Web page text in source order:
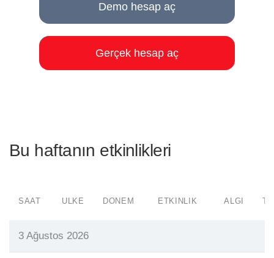
Demo hesap aç
Gerçek hesap aç
Bu haftanın etkinlikleri
SAAT ÜLKE DÖNEM ETKINLIK ALGI
3 Ağustos 2026